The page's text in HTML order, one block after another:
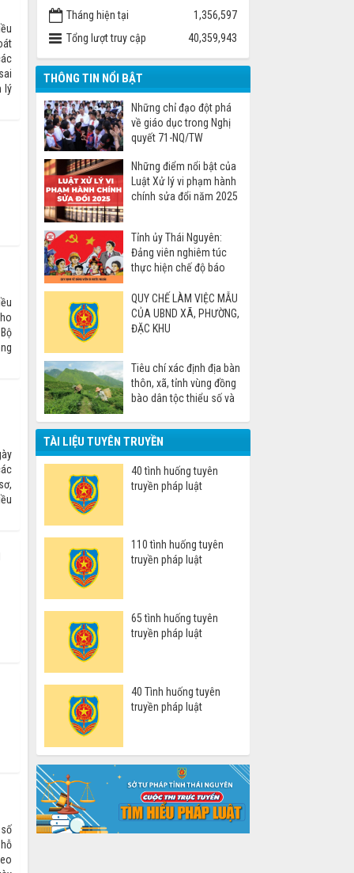
lý
Tháng hiện tại
1,356,597
Tổng lượt truy cập
40,359,943
THÔNG TIN NỔI BẬT
Những chỉ đạo đột phá
về giáo dục trong Nghị
quyết 71-NQ/TW
Những điểm nổi bật của
Luật Xử lý vi phạm hành
chính sửa đổi năm 2025
Tỉnh ủy Thái Nguyên:
Đảng viên nghiêm túc
thực hiện chế độ báo
QUY CHẾ LÀM VIỆC MẪU
CỦA UBND XÃ, PHƯỜNG,
ĐẶC KHU
Tiêu chí xác định địa bàn
thôn, xã, tỉnh vùng đồng
bào dân tộc thiểu số và
TÀI LIỆU TUYÊN TRUYỀN
40 tình huống tuyên
truyền pháp luật
110 tình huống tuyên
truyền pháp luật
65 tình huống tuyên
truyền pháp luật
40 Tình huống tuyên
truyền pháp luật